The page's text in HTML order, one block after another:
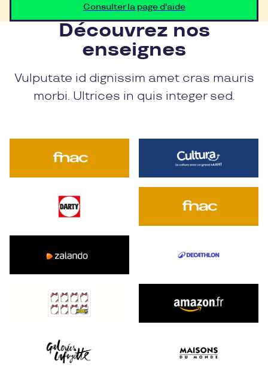
Consulter la page d'aide
Découvrez nos
enseignes
Vulputate id dignissim amet cras mauris
morbi. Ultrices in quis integer sed.